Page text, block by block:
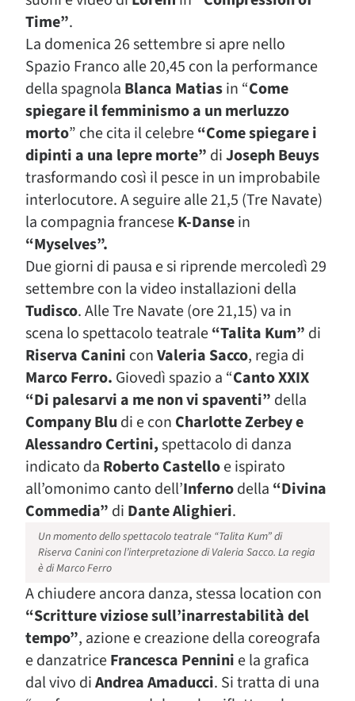
Time”.
La domenica 26 settembre si apre nello
Spazio Franco alle 20,45 con la performance
della spagnola Blanca Matiasin “Come
spiegare il femminismo a un merluzzo
morto” che cita il celebre“Come spiegare i
dipinti a una lepre morte” diJoseph Beuys
trasformando così il pesce in un improbabile
interlocutore. A seguire alle 21,5 (Tre Navate)
la compagnia franceseK-Dansein
“Myselves”.
Due giorni di pausa e si riprende mercoledì 29
settembre con la video installazioni della
Tudisco. Alle Tre Navate (ore 21,15) va in
scena lo spettacolo teatrale“Talita Kum” di
Riserva Canini conValeria Sacco, regia di
Marco Ferro. Giovedì spazio a “Canto XXIX
“Di palesarvi a me non vi spaventi” della
Company Blu di e con Charlotte Zerbey e
Alessandro Certini,spettacolo di danza
indicato da Roberto Castelloe ispirato
all’omonimo canto dell’Infernodella “Divina
Commedia” di Dante Alighieri.
Un momento dello spettacolo teatrale “Talita Kum” di
Riserva Canini con l’interpretazione di Valeria Sacco. La regia
è di Marco Ferro
A chiudere ancora danza, stessa location con
“Scritture viziose sull’inarrestabilità del
tempo”, azione e creazione della coreografa
e danzatriceFrancesca Pennini e la grafica
dal vivo diAndrea Amaducci. Si tratta di una